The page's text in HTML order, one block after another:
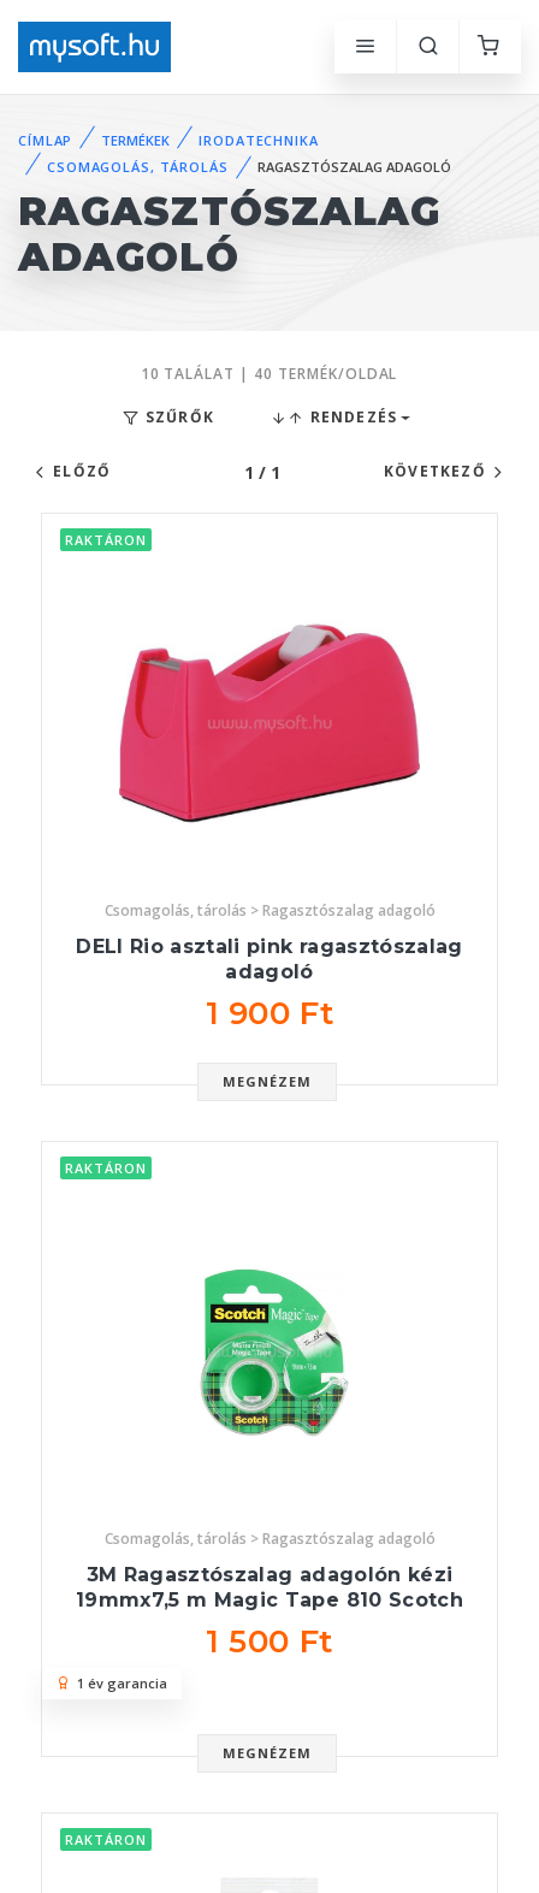
CÍMLAP TERMÉKEK
IRODATECHNIKA
CSOMAGOLÁS, TÁROLÁS
RAGASZTÓSZALAG ADAGOLÓ
RAGASZTÓSZALAG
ADAGOLÓ
10 TALÁLAT | 40 TERMÉK/OLDAL
SZŰRŐK RENDEZÉS
ELŐZŐ 1 / 1 KÖVETKEZŐ
RAKTÁRON
Csomagolás, tárolás > Ragasztószalag adagoló
DELI Rio asztali pink ragasztószalag
adagoló
1 900 Ft
MEGNÉZEM
RAKTÁRON
Csomagolás, tárolás > Ragasztószalag adagoló
3M Ragasztószalag adagolón kézi
19mmx7,5 m Magic Tape 810 Scotch
1 500 Ft
MEGNÉZEM
1 év garancia
RAKTÁRON